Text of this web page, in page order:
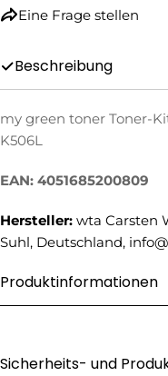
Eine Frage stellen
Name
E-
Mail
Telefonnummer
Ihre
Beschreibung
my green toner Toner-
K506L
EAN: 4051685200809
Hersteller: wta Carsten
Suhl, Deutschland,
Produktinformationen
Sicherheits- und